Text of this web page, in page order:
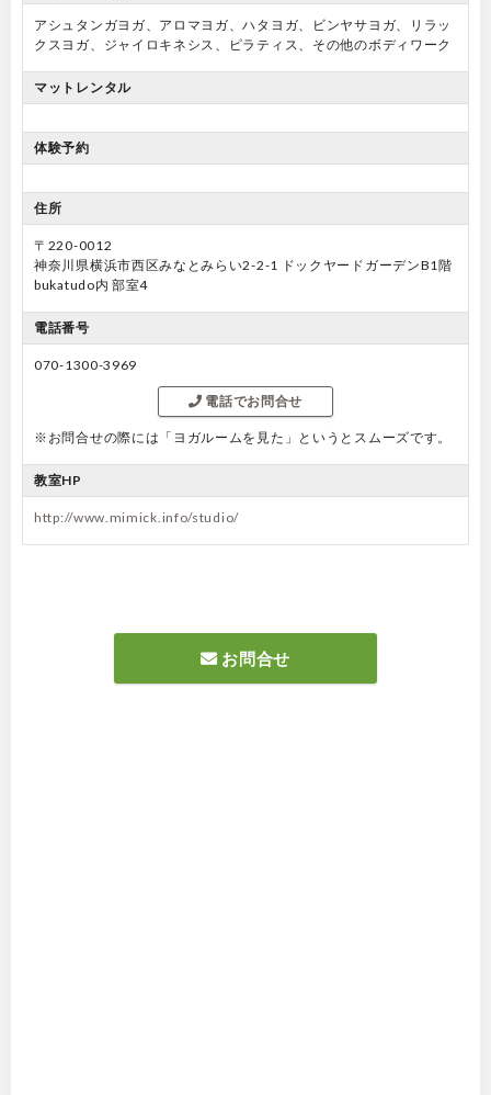
アシュタンガヨガ、アロマヨガ、ハタヨガ、ビンヤサヨガ、リラッ
クスヨガ、ジャイロキネシス、ピラティス、その他のボディワーク
マットレンタル
体験予約
住所
〒220-0012
神奈川県横浜市西区みなとみらい2-2-1 ドックヤードガーデンB1階
bukatudo内 部室4
電話番号
070-1300-3969
電話でお問合せ
※お問合せの際には「ヨガルームを見た」というとスムーズです。
教室HP
http://www.mimick.info/studio/
お問合せ